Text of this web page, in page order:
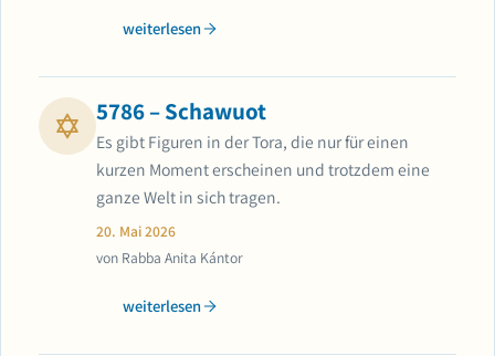
weiterlesen
5786 – Schawuot
Es gibt Figuren in der Tora, die nur für einen
kurzen Moment erscheinen und trotzdem eine
ganze Welt in sich tragen.
20. Mai 2026
von Rabba Anita Kántor
weiterlesen